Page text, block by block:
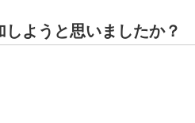
ようと思いましたか？